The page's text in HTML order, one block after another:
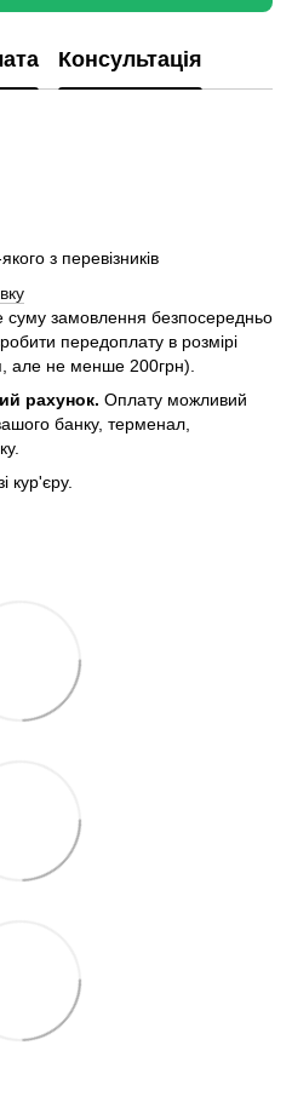
Консультація
з перевізників
суму замовлення безпосередньо
передоплату в розмірі
але не менше 200грн).
рахунок. Оплату можливий
банку, терменал,
кур'єру.